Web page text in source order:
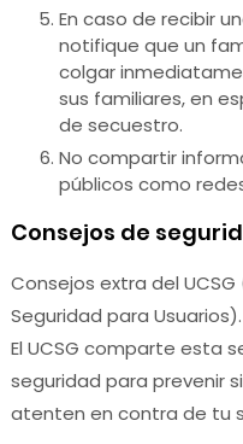
En caso de recibir
notifique que un
colgar
sus familiares, en
de secuestro.
No compartir
públicos como
Consejos de
Consejos extra del
Seguridad para Usuarios).
El UCSG comparte esta
seguridad para prevenir
atenten en contra de tu